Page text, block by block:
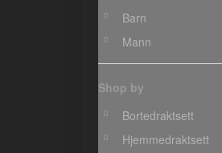
Barn
Mann
Shop by
Bortedraktsett
Hjemmedraktsett